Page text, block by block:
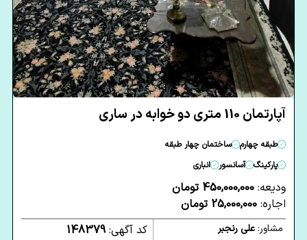
آپارتمان 110 متری دو خوابه در ساری
طبقه چهارم
ساختمان چهار طبقه
پارکینگ
آسانسور انباری
ودیعه: 450,000,000 تومان
اجاره: 25,000,000 تومان
مشاور:علی رنجبر
کد آگهی:148379